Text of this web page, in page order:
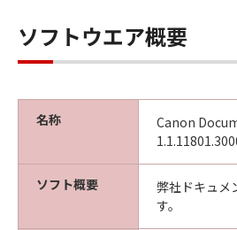
ソフトウエア概要
名称
Canon
ソフト概要
弊社ドキュメ
す。